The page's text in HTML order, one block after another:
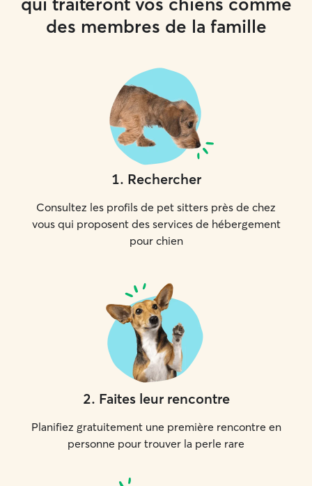
des membres de la famille
1. Rechercher
Consultez les profils de pet sitters près de chez
vous qui proposent des services de hébergement
pour chien
2. Faites leur rencontre
Planifiez gratuitement une première rencontre en
personne pour trouver la perle rare